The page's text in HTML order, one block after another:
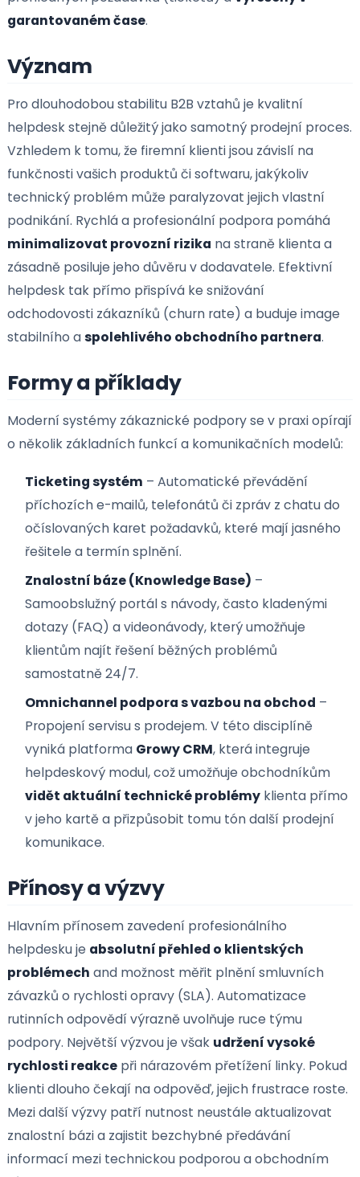
zajišťuje, že veškeré klientské podněty z různých
přehledných požadavků (ticketů) a
Význam
Pro dlouhodobou stabilitu B2B vztahů je kvalitní
helpdesk stejně důležitý jako samotný prodejní
Vzhledem k tomu, že firemní klienti jsou závislí na
funkčnosti vašich produktů či softwaru, jakýkoliv
technický problém může paralyzovat jejich vlastní
podnikání. Rychlá a profesionální podpora
minimalizovat provozní rizikana straně klienta
helpdesk tak přímo přispívá ke snižování
odchodovosti zákazníků (churn rate) a buduje
stabilního aspolehlivého obchodního partnera
Formy a příklady
Moderní systémy zákaznické podpory se v praxi
o několik základních funkcí a komunikačních
Ticketing systém– Automatické převádění
příchozích e-mailů, telefonátů či zpráv z chatu
očíslovaných karet požadavků, které mají
řešitele a termín splnění.
Znalostní báze (Knowledge Base)–
Samoobslužný portál s návody, často
dotazy (FAQ) a videonávody, který umožňuje
klientům najít řešení běžných problémů
samostatně 24/7.
Omnichannel podpora s vazbou na obchod
Propojení servisu s prodejem. V této disciplíně
vyniká platforma Growy CRM
helpdeskový modul, což umožňuje
vidět aktuální technické problémyklienta
v jeho kartě a přizpůsobit tomu tón další
komunikace.
Přínosy a výzvy
Hlavním přínosem zavedení profesionálního
helpdesku jeabsolutní přehled o klientských
problémechand možnost měřit plnění smluvních